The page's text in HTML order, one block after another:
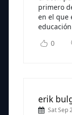
primero
en el que
0
erik
Sat Sep